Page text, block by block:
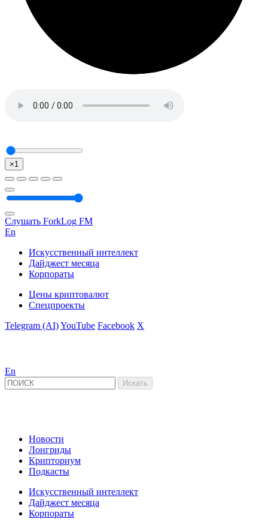
×1
Слушать ForkLog FM
En
Искусственный интеллект
Дайджест месяца
Корпораты
Цены криптовалют
Спецпроекты
Telegram (AI)YouTube Facebook X
En
Новости
Лонгриды
Крипториум
Подкасты
Искусственный интеллект
Дайджест месяца
Корпораты